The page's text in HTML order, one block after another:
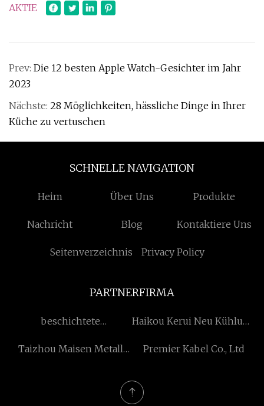
AKTIE
Prev: Die 12 besten Apple Watch-Gesichter im Jahr
2023
Nächste: 28 Möglichkeiten, hässliche Dinge in Ihrer
Küche zu vertuschen
SCHNELLE NAVIGATION
Heim Über Uns Produkte
Nachricht Blog Kontaktiere Uns
Seitenverzeichnis Privacy Policy
PARTNERFIRMA
beschichtete
Haikou Kerui Neu Kühlung
Taizhou Maisen Metall
Premier Kabel Co., Ltd